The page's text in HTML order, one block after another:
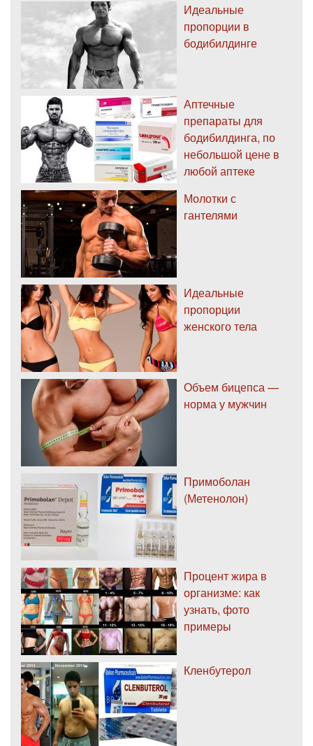
Идеальные
пропорции в
бодибилдинге
Аптечные
препараты для
бодибилдинга, по
небольшой цене в
любой аптеке
Молотки с
гантелями
Идеальные
пропорции
женского тела
Объем бицепса —
норма у мужчин
Примоболан
(Метенолон)
Процент жира в
организме: как
узнать, фото
примеры
Кленбутерол